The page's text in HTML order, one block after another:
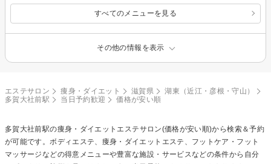
すべてのメニューを見る
その他の情報を表示
エステサロン 痩身・ダイエット 滋賀県
湖東（近江・彦根・守山）
多賀大社前駅
当日予約歓迎 価格が安い順
多賀大社前駅の痩身・ダイエットエステサロン(価格が安い順)から検索＆予約
が可能です。ボディエステ、痩身・ダイエットエステ、フットケア・フット
マッサージなどの得意メニューや豊富な施設・サービスなどの条件から自分